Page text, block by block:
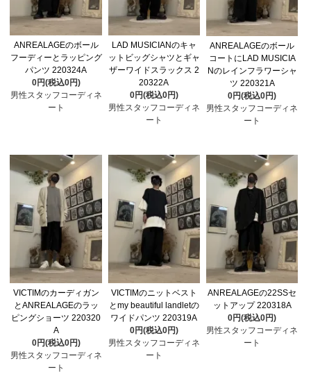
ANREALAGEのボール
フーディーとラッピング
パンツ 220324A
0円(税込0円)
男性スタッフコーディネ
ート
LAD MUSICIANのキャ
ットビッグシャツとギャ
ザーワイドスラックス 2
20322A
0円(税込0円)
男性スタッフコーディネ
ート
ANREALAGEのボール
コートにLAD MUSICIA
Nのレインフラワーシャ
ツ 220321A
0円(税込0円)
男性スタッフコーディネ
ート
VICTIMのカーディガン
とANREALAGEのラッ
ピングショーツ 220320
A
0円(税込0円)
男性スタッフコーディネ
ート
VICTIMのニットベスト
とmy beautiful landletの
ワイドパンツ 220319A
0円(税込0円)
男性スタッフコーディネ
ート
ANREALAGEの22SSセ
ットアップ 220318A
0円(税込0円)
男性スタッフコーディネ
ート